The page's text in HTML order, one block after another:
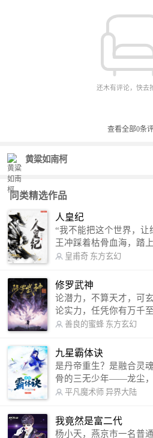
还木有评论，快去
查看全部0条
黄粱如南柯
同类精选作品
人皇纪
“我不能把这个世界，让给
王冲踩着枯骨血海，踏
倒，扶大厦之将倾，成就
微博：皇甫奇（地址：
87） QQ交流群：320238210【普通群】 574501330
【VIP订阅群】
皇甫奇 东方玄幻
修罗武神
论潜力，不算天才，可
论实力，任凭你有万千
军。 我是谁？天下众生视我为修罗，却不知，我以
信公众号：善良的蜜蜂后
善良的蜜蜂 东方玄幻
九星霸体诀
是丹帝重生？是融合灵
骨的三无少年——龙尘
术，修行神秘功法九星
勾搭各色美女，镇压恶鬼邪神。 江
尘一到，地吼天啸。龙尘
平凡魔术师 异界大陆
我竟然是富二代
杨小天，燕京市一名普